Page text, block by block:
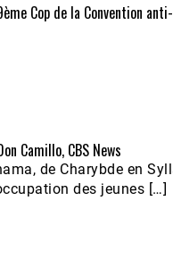
Cop de la Convention
Camillo, CBS News
de Charybde en
des jeunes […]